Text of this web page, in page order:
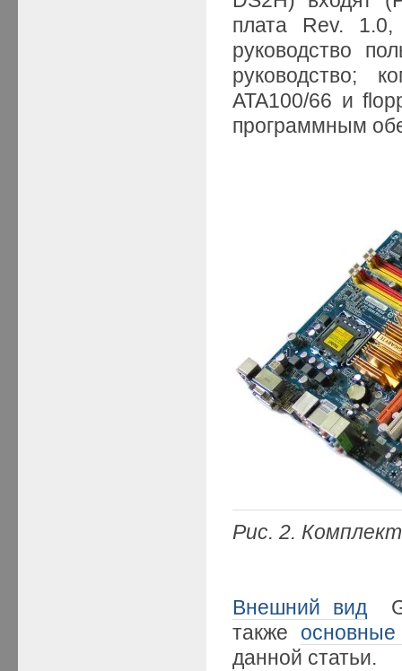
плата Rev.
руководство
руководство;
ATA100/66 и
программным
Рис. 2.
Внешний вид
также
данной статьи.